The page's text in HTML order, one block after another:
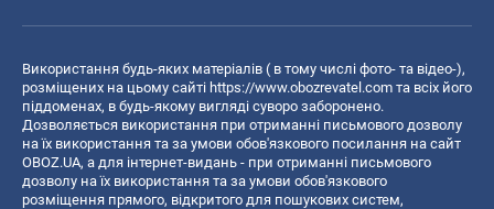
Використання будь-яких матеріалів ( в тому числі фото- та відео-),
розміщених на цьому сайті https://www.obozrevatel.com та всіх його
піддоменах, в будь-якому вигляді суворо заборонено.
Дозволяється використання при отриманні письмового дозволу
на їх використання та за умови обов'язкового посилання на сайт
OBOZ.UA, а для інтернет-видань - при отриманні письмового
дозволу на їх використання та за умови обов'язкового
розміщення прямого, відкритого для пошукових систем,